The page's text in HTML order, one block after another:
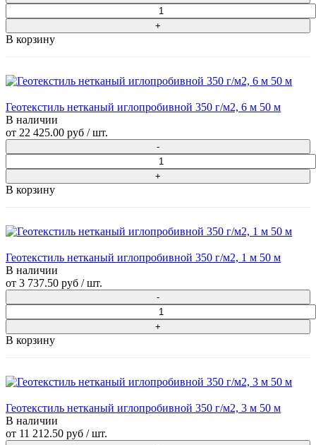
В корзину
Геотекстиль нетканый иглопробивной 350 г/м2, 6 м 50 м
В наличии
от 22 425.00 руб / шт.
В корзину
Геотекстиль нетканый иглопробивной 350 г/м2, 1 м 50 м
В наличии
от 3 737.50 руб / шт.
В корзину
Геотекстиль нетканый иглопробивной 350 г/м2, 3 м 50 м
В наличии
от 11 212.50 руб / шт.